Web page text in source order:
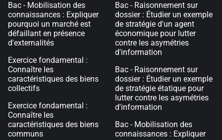
Bac - Mobilisation des
connaissances : Expliquer
pourquoi un marché est
défaillant en présence
d'externalités
Exercice fondamental :
Connaître les
caractéristiques des biens
collectifs
Exercice fondamental :
Connaître les
caractéristiques des biens
communs
Bac - Raisonnement sur
dossier : Étudier un exemple
de stratégie d'un agent
économique pour lutter
contre les asymétries
d'information
Bac - Raisonnement sur
dossier : Étudier un exemple
de stratégie étatique pour
lutter contre les asymétries
d'information
Bac - Mobilisation des
connaissances : Expliquer